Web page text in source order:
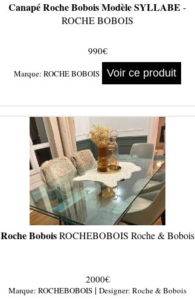
Canapé Roche Bobois Modèle SYLLABE -
ROCHE BOBOIS
990€
Marque: ROCHE BOBOIS Voir ce produit
Roche BoboisROCHEBOBOIS Roche & Bobois
2000€
Marque: ROCHEBOBOIS | Designer: Roche & Bobois